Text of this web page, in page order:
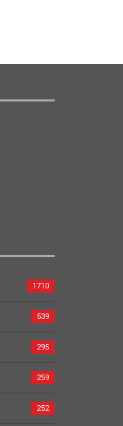
1710
539
295
259
252